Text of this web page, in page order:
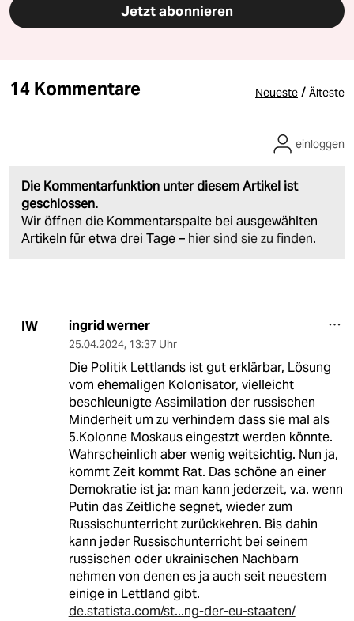
Jetzt abonnieren
14 Kommentare Neueste / Älteste
Die Kommentarfunktion unter diesem Artikel ist
geschlossen.
Wir öffnen die Kommentarspalte bei ausgewählten
Artikeln für etwa drei Tage – hier sind sie zu finden.
einloggen
IW ingrid werner
25.04.2024, 13:37 Uhr
Die Politik Lettlands ist gut erklärbar, Lösung
vom ehemaligen Kolonisator, vielleicht
beschleunigte Assimilation der russischen
Minderheit um zu verhindern dass sie mal als
5.Kolonne Moskaus eingestzt werden könnte.
Wahrscheinlich aber wenig weitsichtig. Nun ja,
kommt Zeit kommt Rat. Das schöne an einer
Demokratie ist ja: man kann jederzeit, v.a. wenn
Putin das Zeitliche segnet, wieder zum
Russischunterricht zurückkehren. Bis dahin
kann jeder Russischunterricht bei seinem
russischen oder ukrainischen Nachbarn
nehmen von denen es ja auch seit neuestem
einige in Lettland gibt.
de.statista.com/st...ng-der-eu-staaten/